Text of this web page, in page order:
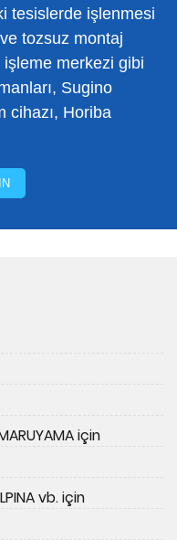
tesislerde işlenmesi
tozsuz montaj
merkezi gibi
Sugino
cihazı, Horiba
için
vb. için